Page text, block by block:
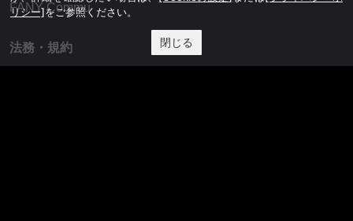
FANY Commu
法務・規約
リシー]をご参照ください。
閉じる